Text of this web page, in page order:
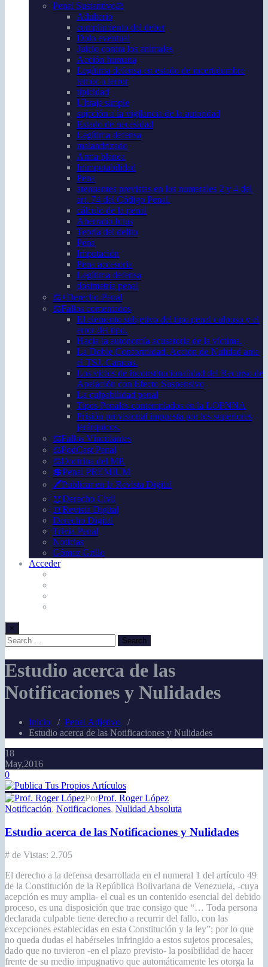
Penal Sustantivo⚖️
Adulterio
cumplimiento del deber
Dolo eventual
Juicio contra los animales
Acción humana
Legítima defensa en estado de incertidumbre
temor o terror
tipicidad
Ultraje simple
sujeción a la vigilancia de la autoridad
Estado de necesidad
Legítima defensa
malandrizado
Arma blanca
Inimputabilidad
Pena
atenuantes previstas en los numerales 2 y 4 del
art. 74 del Código Penal.
cálculo de la penal
Aberratio Ictus
Teoría del delito
Pena
Imputación
Pena accesoria
Legítima defensa
dosimetría penal
⚖️+Derecho Penal
⚖️Fallos comentados
El elemento subjetivo del tipo penal culposo y el
error del tipo.
Hacia la autonomía acusatoria de la víctima.
La Doble Conformidad. Acción de Nulidad ante
el TSJ. Caracas.
Los vicios de inconstitucionalidad del Recurso de
Apelación con Efecto Suspensivo
La culpabilidad penal
Tipos Penales contemplados en la LOPNNA
Prisión provisional impuesta por los superiores
jerárquicos.
⚖️Fallos Vínculantes
⚖️PodCast Penal
⚖️Doctrina del MP.
💲Penal PREMIUM
🖊️Publicar en la Revista Digital
📖Derecho Civil
📖Revista Digital
Derecho Digital
Trivia Penal
Noticias
Gómez Grillo
Acceder
×
Estudio acerca de las
Notificaciones y Nulidades
Inicio / Penal Adjetivo /
Estudio acerca de las Notificaciones y Nulidades
18
May,2016
0
PorProf. Roger López
Notificación, Notificaciones, Nulidad Absoluta
Estudio acerca de las Notificaciones y Nulidades
# de Vistas: 2.705
El derecho a la defensa desarrollada en el numeral 1 del artículo 49
de la Constitución de la República Bolivariana de Venezuela, -cuya
acepción es muy amplia- el cual es un contenido esencial del debido
proceso, es una disposición que trae consigo que “… Toda persona
declarada culpable tiene derecho a recurrir del fallo, con las
excepciones establecidas en esta Constitución y la ley”; por lo que
no queda dudas el habérseles infringido a estos sujetos procesales,
dado que no tuvieron -en el plazo previsto- la posibilidad de hacer
frente de su medio impugnativo que automáticamente les otorga la